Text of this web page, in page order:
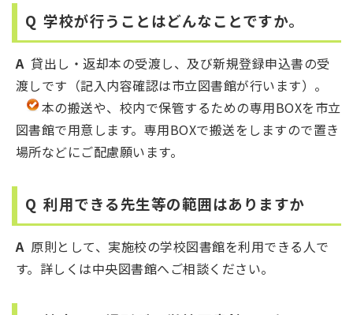
Q学校が行うことはどんなことですか。
A貸出し・返却本の受渡し、及び新規登録申込書の受
渡しです（記入内容確認は市立図書館が行います）。
本の搬送や、校内で保管するための専用BOXを市立
図書館で用意します。専用BOXで搬送をしますので置き
場所などにご配慮願います。
Q利用できる先生等の範囲はありますか
A原則として、実施校の学校図書館を利用できる人で
す。詳しくは中央図書館へご相談ください。